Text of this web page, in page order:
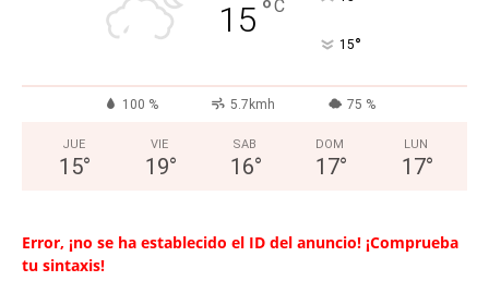
15 °C
15°
100 % 5.7kmh 75 %
JUE
15°
VIE
19°
SAB
16°
DOM
17°
LUN
17°
Error, ¡no se ha establecido el ID del anuncio! ¡Comprueba
tu sintaxis!